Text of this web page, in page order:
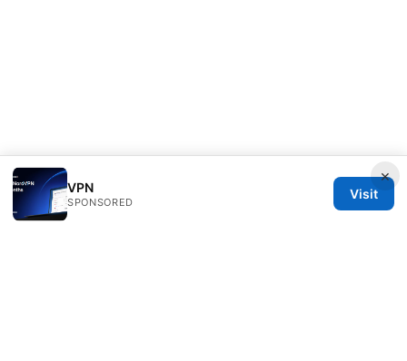
×
VPN
SPONSORED
Visit